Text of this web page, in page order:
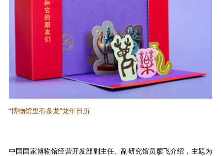
“博物馆里有条龙”龙年日历
中国国家博物馆经营开发部副主任、副研究馆员廖飞介绍，主题为